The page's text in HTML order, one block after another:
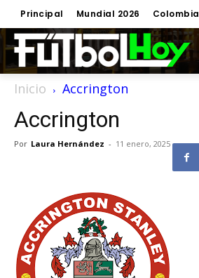
Principal Mundial 2026 Colombia
Inicio Accrington
Accrington
Por Laura Hernández - 11 enero, 2025